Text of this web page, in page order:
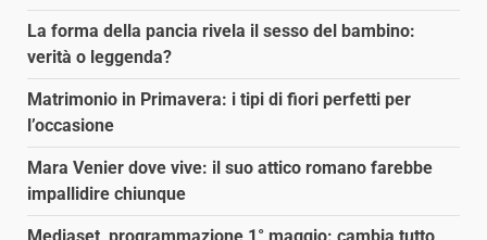
La forma della pancia rivela il sesso del bambino:
verità o leggenda?
Matrimonio in Primavera: i tipi di fiori perfetti per
l’occasione
Mara Venier dove vive: il suo attico romano farebbe
impallidire chiunque